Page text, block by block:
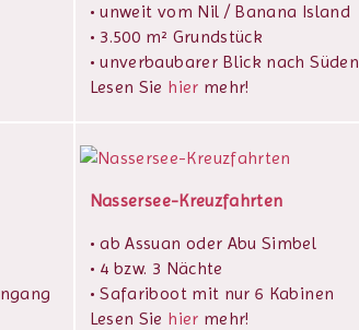
• unweit vom Nil / Banana Island
• 3.500 m² Grundstück
• unverbaubarer Blick nach Süden
Lesen Sie hier mehr!
Nassersee-Kreuzfahrten
• ab Assuan oder Abu Simbel
• 4 bzw. 3 Nächte
• Safariboot mit nur 6 Kabinen
Lesen Sie hier mehr!